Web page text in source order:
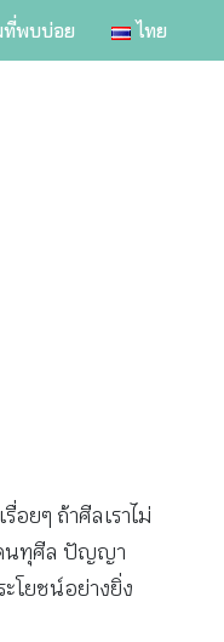
ที่พบบ่อย ไทย
ยๆ ถ้าศีลเราไม่
คนทุศีล ปัญญา
โยชน์อย่างยิ่ง